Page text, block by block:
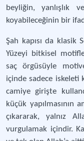
beyliğin, yanlışlık
koyabileceğinin bir
Şah kapısı da klasik
Yüzeyi bitkisel
saç örgüsüyle
içinde sadece iskeleti
camiye girişte
küçük yapılmasının
çıkararak, yalnız
vurgulamak içindir.